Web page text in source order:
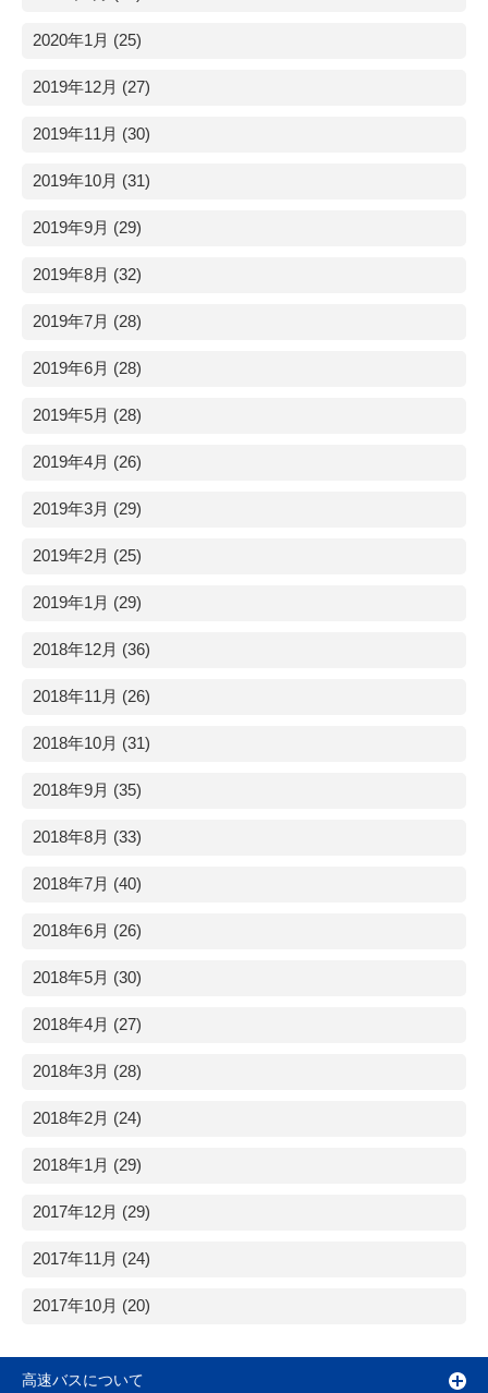
2020年1月 (25)
2019年12月 (27)
2019年11月 (30)
2019年10月 (31)
2019年9月 (29)
2019年8月 (32)
2019年7月 (28)
2019年6月 (28)
2019年5月 (28)
2019年4月 (26)
2019年3月 (29)
2019年2月 (25)
2019年1月 (29)
2018年12月 (36)
2018年11月 (26)
2018年10月 (31)
2018年9月 (35)
2018年8月 (33)
2018年7月 (40)
2018年6月 (26)
2018年5月 (30)
2018年4月 (27)
2018年3月 (28)
2018年2月 (24)
2018年1月 (29)
2017年12月 (29)
2017年11月 (24)
2017年10月 (20)
高速バスについて